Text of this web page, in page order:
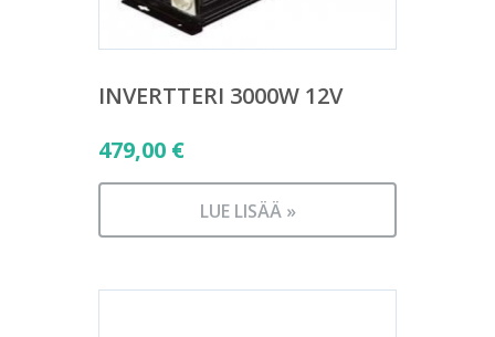
INVERTTERI 3000W 12V
479,00 €
LUE LISÄÄ »